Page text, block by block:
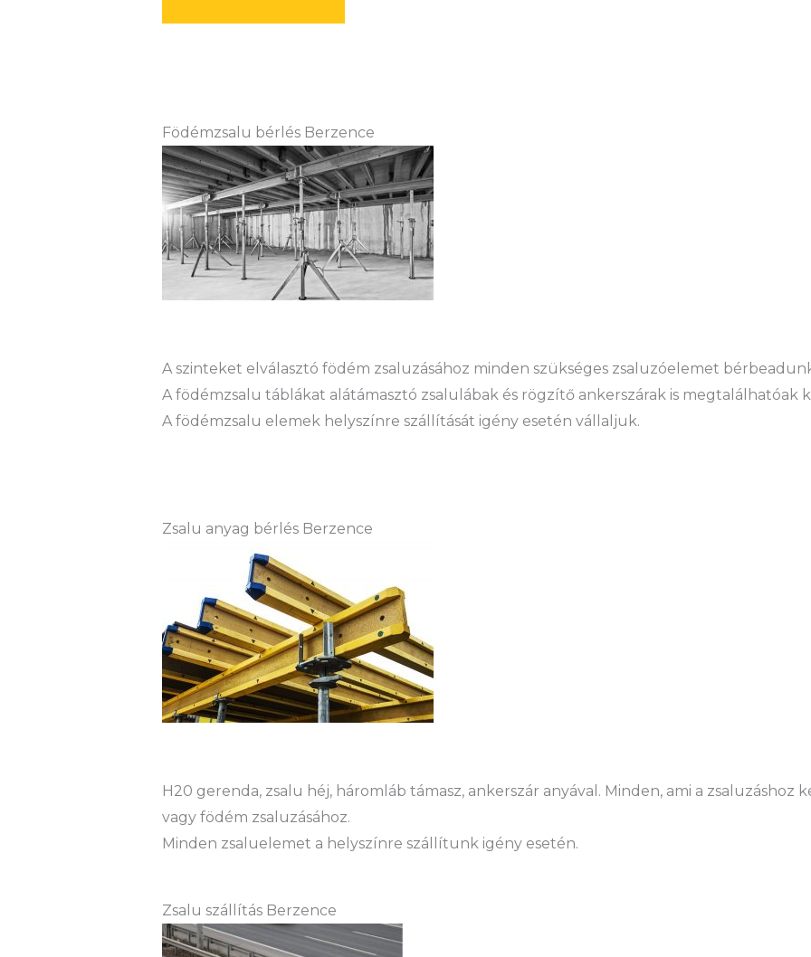
Födémzsalu bérlés Berzence
A szinteket elválasztó födém zsaluzásához minden szükséges zsaluzóelemet
A födémzsalu táblákat alátámasztó zsalulábak és rögzítő ankerszárak is megtalálhatóak
A födémzsalu elemek helyszínre szállítását igény esetén vállaljuk.
Zsalu anyag bérlés Berzence
H20 gerenda, zsalu héj, háromláb támasz, ankerszár anyával. Minden, ami a zsaluzáshoz
vagy födém zsaluzásához.
Minden zsaluelemet a helyszínre szállítunk igény esetén.
Zsalu szállítás Berzence